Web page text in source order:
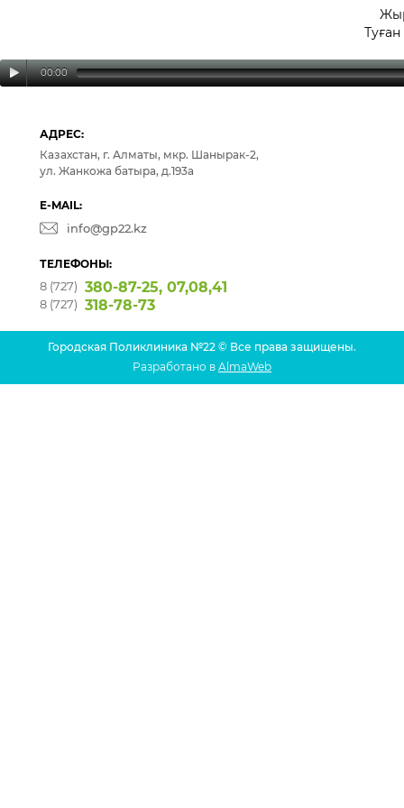
00:00
АДРЕС:
Казахстан, г. Алматы, мкр. Шанырак-2,
ул. Жанкожа батыра, д.193а
E-MAIL:
info@gp22.kz
ТЕЛЕФОНЫ:
8 (727) 380-87-25, 07,08,41
8 (727) 318-78-73
Городская Поликлиника №22 © Все права защищены.
Разработано в AlmaWeb